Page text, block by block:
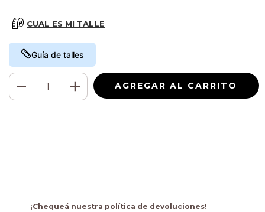
CUAL ES MI TALLE
Guía de talles
¡Chequeá nuestra política de devoluciones!